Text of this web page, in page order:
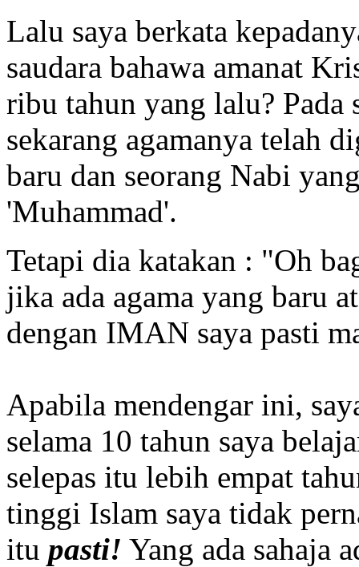
Lalu saya berkata
saudara bahawa amanat
ribu tahun yang lalu? Pada
sekarang agamanya telah
baru dan seorang Nabi
'Muhammad'.
Tetapi dia katakan : "Oh
jika ada agama yang baru
dengan IMAN saya pasti
Apabila mendengar ini,
selama 10 tahun saya
selepas itu lebih empat
tinggi Islam saya tidak
itu pasti! Yang ada sahaja